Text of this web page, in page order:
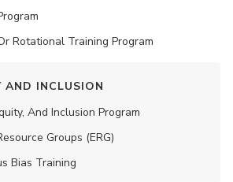
Rotational Training Program
AND INCLUSION
And Inclusion Program
Groups (ERG)
Bias Training